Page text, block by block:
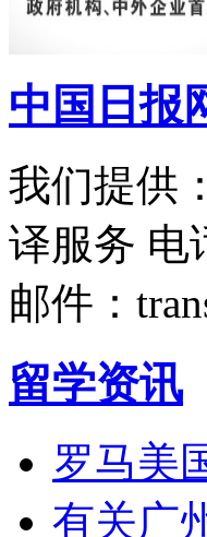
中国日报
我们提供
译服务 电
邮件：
留学资讯
罗马美
有关广